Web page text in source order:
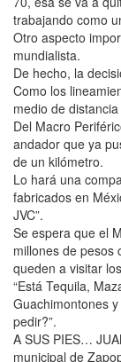
trabajando como
Otro aspecto
mundialista.
De hecho, la
Como los
medio de
Del Macro
andador que ya
de un kilómetro.
Lo hará una
fabricados en
JVC”.
Se espera que el
millones de pesos
queden a visitar
“Está Tequila,
Guachimontones
pedir?”.
A SUS PIES…
municipal de